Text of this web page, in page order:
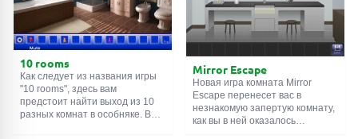
10 rooms
Как следует из названия игры
"10 rooms", здесь вам
предстоит найти выход из 10
разных комнат в особняке. В
Mirror Escape
Новая игра комната Mirror
Escape перенесет вас в
незнакомую запертую комнату,
как вы в ней оказалось